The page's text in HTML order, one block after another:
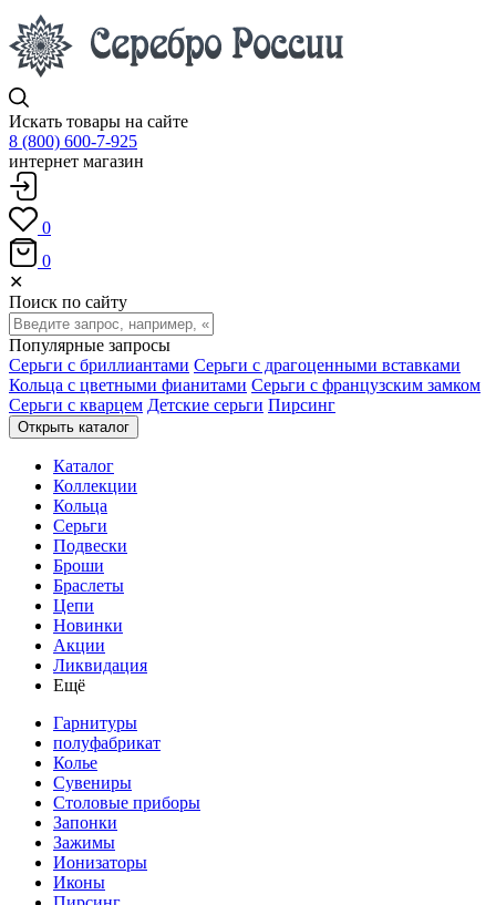
Искать товары на сайте
8 (800) 600-7-925
интернет магазин
0
0
✕
Поиск по сайту
Популярные запросы
Серьги с бриллиантами Серьги с драгоценными вставками
Кольца с цветными фианитами Серьги с французским замком
Серьги с кварцем Детские серьги Пирсинг
Открыть каталог
Каталог
Коллекции
Кольца
Серьги
Подвески
Броши
Браслеты
Цепи
Новинки
Акции
Ликвидация
Ещё
Гарнитуры
полуфабрикат
Колье
Сувениры
Столовые приборы
Запонки
Зажимы
Ионизаторы
Иконы